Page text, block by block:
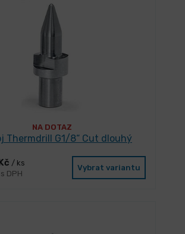
NA DOTAZ
Thermdrill G1/8“ Cut dlouhý
/ ks
DPH
Vybrat variantu